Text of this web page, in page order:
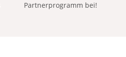
Partnerprogramm bei!